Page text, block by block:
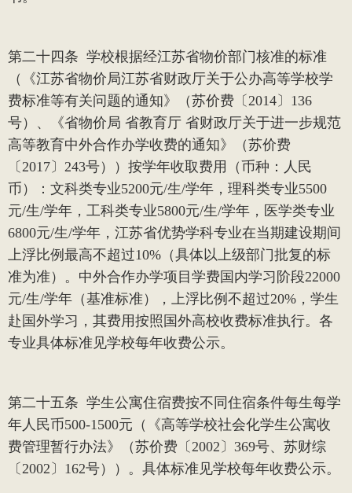
第二十四条 学校根据经江苏省物价部门核准的标准
（《江苏省物价局江苏省财政厅关于公办高等学校学
费标准等有关问题的通知》（苏价费〔2014〕 136
号）、《省物价局 省教育厅 省财政厅关于进一步规范
高等教育中外合作办学收费的通知》（苏价费
〔2017〕 243号））按学年收取费用（币种：人民
币）：文科类专业5200元/生/学年，理科类专业5500
元/生/学年，工科类专业5800元/生/学年，医学类专业
6800元/生/学年，江苏省优势学科专业在当期建设期间
上浮比例最高不超过10% （具体以上级部门批复的标
准为准）。中外合作办学项目学费国内学习阶段22000
元/生/学年（基准标准），上浮比例不超过20% ，学生
赴国外学习，其费用按照国外高校收费标准执行。各
专业具体标准见学校每年收费公示。
第二十五条 学生公寓住宿费按不同住宿条件每生每学
年人民币500-1500元（《高等学校社会化学生公寓收
费管理暂行办法》（苏价费〔2002〕 369号、苏财综
〔2002〕 162号））。具体标准见学校每年收费公示。